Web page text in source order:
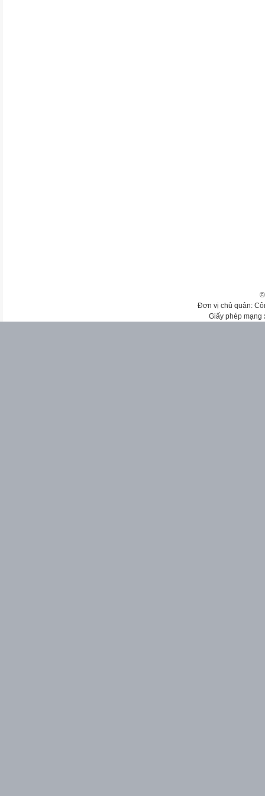
Đơn vị chủ quản:
Giấy phép mạng